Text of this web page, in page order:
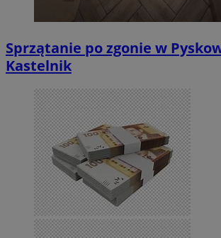
Sprzątanie po zgonie w
Kastelnik